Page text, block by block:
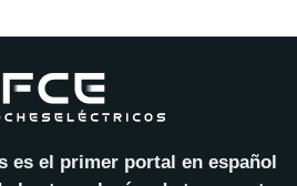
es el primer portal en español